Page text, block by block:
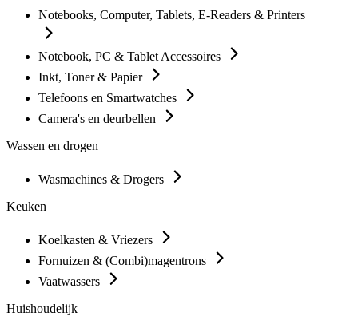
Notebooks, Computer, Tablets, E-Readers & Printers
Notebook, PC & Tablet Accessoires
Inkt, Toner & Papier
Telefoons en Smartwatches
Camera's en deurbellen
Wassen en drogen
Wasmachines & Drogers
Keuken
Koelkasten & Vriezers
Fornuizen & (Combi)magentrons
Vaatwassers
Huishoudelijk